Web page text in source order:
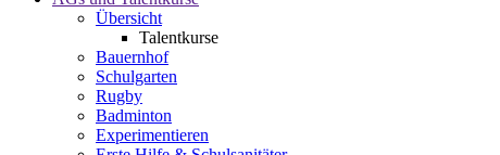
Übersicht
Talentkurse
Bauernhof
Schulgarten
Rugby
Badminton
Experimentieren